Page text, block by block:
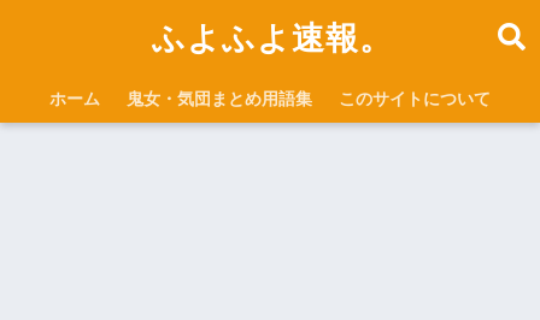
ふよふよ速報。
ホーム 鬼女・気団まとめ用語集 このサイトについて